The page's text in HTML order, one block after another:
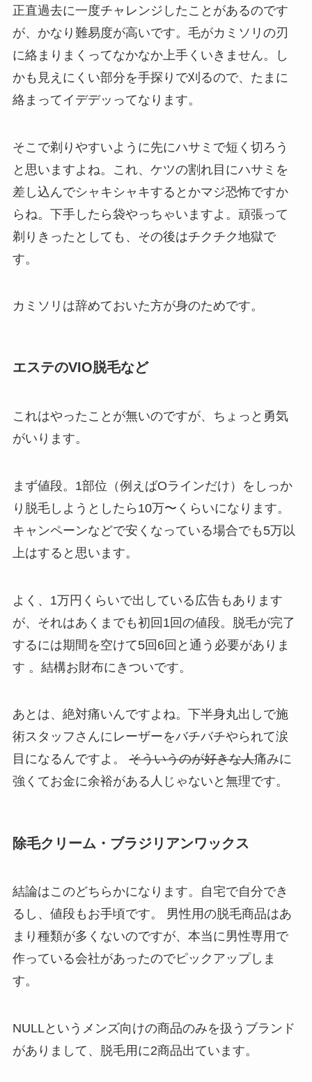
正直過去に一度チャレンジしたことがあるのです
が、かなり難易度が高いです。毛がカミソリの刃
に絡まりまくってなかなか上手くいきません。し
かも見えにくい部分を手探りで刈るので、たまに
絡まって イデデッ ってなります。
そこで剃りやすいように先にハサミで短く切ろう
と思いますよね。これ、ケツの割れ目にハサミを
差し込んでシャキシャキするとかマジ恐怖ですか
らね。下手したら袋やっちゃいますよ。頑張って
剃りきったとしても、その後はチクチク地獄で
す。
カミソリは辞めておいた方が身のためです。
エステのVIO脱毛など
これはやったことが無いのですが、ちょっと勇気
がいります。
まず値段。1部位（例えばOラインだけ）をしっか
り脱毛しようとしたら10万〜くらいになります。
キャンペーンなどで安くなっている場合でも5万以
上はすると思います。
よく、1万円くらいで出している広告もあります
が、それはあくまでも初回1回の値段。 脱毛が完了
するには期間を空けて5回6回と通う必要がありま
す 。結構お財布にきついです。
あとは、 絶対痛いんですよね。下半身丸出しで施
術スタッフさんにレーザーをバチバチやられて涙
目になるんですよ。 そういうのが好きな人痛みに
強くてお金に余裕がある人じゃないと無理です。
除毛クリーム・ブラジリアンワックス
結論はこのどちらかになります。自宅で自分でき
るし、値段もお手頃です。 男性用の脱毛商品はあ
まり種類が多くないのですが、本当に男性専用で
作っている会社があったのでピックアップしま
す。
NULLという メンズ向けの商品のみを扱うブランド
がありまして、脱毛用に2商品出ています。